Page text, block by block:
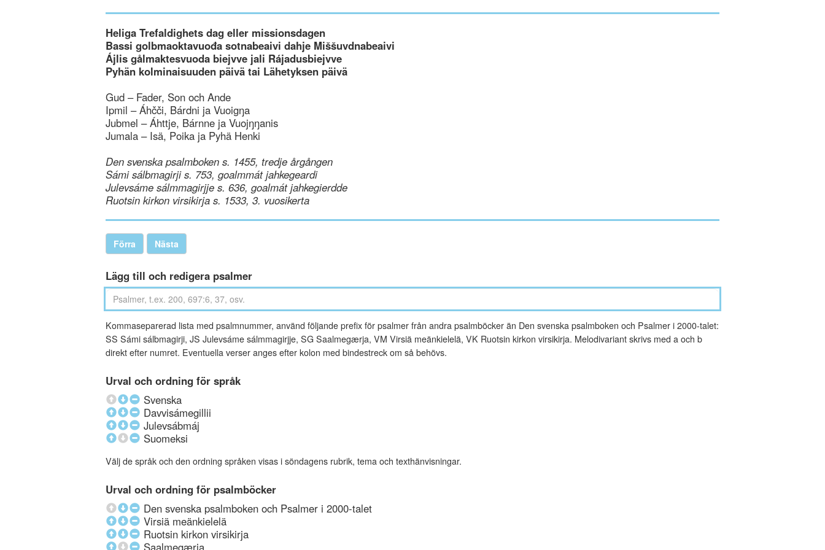
Heliga Trefaldighets dag eller missionsdagen
Bassi golbmaoktavuođa sotnabeaivi dahje Miššuvdnabeaivi
Ájlis gålmaktesvuoda biejvve jali Rájadusbiejvve
Pyhän kolminaisuuden päivä tai Lähetyksen päivä
Gud – Fader, Son och Ande
Ipmil – Áhčči, Bárdni ja Vuoigŋa
Jubmel – Áhttje, Bárnne ja Vuojŋŋanis
Jumala – Isä, Poika ja Pyhä Henki
Den svenska psalmboken s. 1455, tredje årgången
Sámi sálbmagirji s. 753, goalmmát jahkegeardi
Julevsáme sálmmagirjje s. 636, goalmát jahkegierdde
Ruotsin kirkon virsikirja s. 1533, 3. vuosikerta
Förra Nästa
Lägg till och redigera psalmer
Kommaseparerad lista med psalmnummer, använd följande prefix för psalmer från andra psalmböcker än Den svenska psalmboken och Psalmer i 2000-talet:
SS Sámi sálbmagirji, JS Julevsáme sálmmagirjje, SG Saalmegærja, VM Virsiä meänkielelä, VK Ruotsin kirkon virsikirja. Melodivariant skrivs med a och b
direkt efter numret. Eventuella verser anges efter kolon med bindestreck om så behövs.
Urval och ordning för språk
Svenska
Davvisámegillii
Julevsábmáj
Suomeksi
Välj de språk och den ordning språken visas i söndagens rubrik, tema och texthänvisningar.
Urval och ordning för psalmböcker
Den svenska psalmboken och Psalmer i 2000-talet
Virsiä meänkielelä
Ruotsin kirkon virsikirja
Saalmegærja